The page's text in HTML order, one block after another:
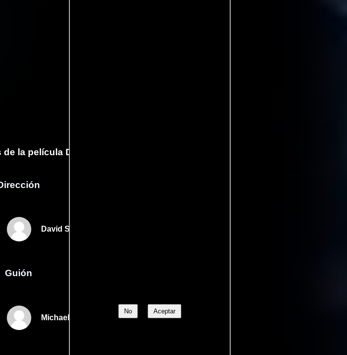
No Aceptar
la película Dark Harvest
David Slade
Guión
Michael Gilios